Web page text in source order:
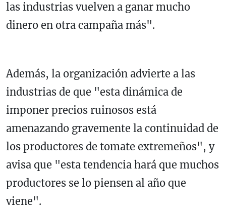
las industrias vuelven a ganar mucho
dinero en otra campaña más".
Además, la organización advierte a las
industrias de que "esta dinámica de
imponer precios ruinosos está
amenazando gravemente la continuidad de
los productores de tomate extremeños", y
avisa que "esta tendencia hará que muchos
productores se lo piensen al año que
viene".